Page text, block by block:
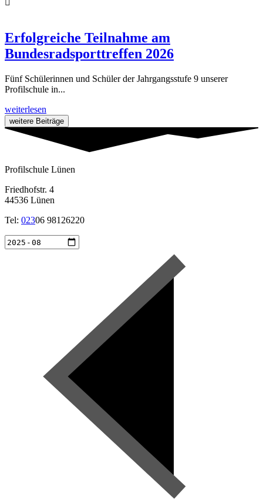
Erfolgreiche Teilnahme am
Bundesradsporttreffen 2026
Fünf Schülerinnen und Schüler der Jahrgangsstufe 9 unserer
Profilschule in...
weiterlesen
weitere Beiträge
Profilschule Lünen
Friedhofstr. 4
44536 Lünen
Tel: 02306 98126220